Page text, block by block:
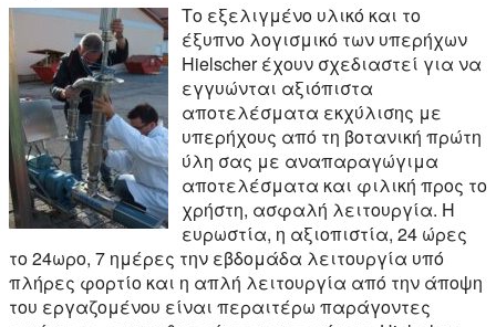
Το εξελιγμένο υλικό και το
έξυπνο λογισμικό των υπερήχων
Hielscher έχουν σχεδιαστεί για να
εγγυώνται αξιόπιστα
αποτελέσματα εκχύλισης με
υπερήχους από τη βοτανική πρώτη
ύλη σας με αναπαραγώγιμα
αποτελέσματα και φιλική προς το
χρήστη, ασφαλή λειτουργία. Η
ευρωστία, η αξιοπιστία, 24 ώρες
το 24ωρο, 7 ημέρες την εβδομάδα λειτουργία υπό
πλήρες φορτίο και η απλή λειτουργία από την άποψη
του εργαζομένου είναι περαιτέρω παράγοντες